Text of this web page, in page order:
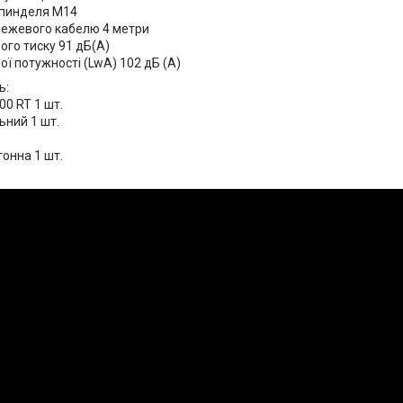
М14
кабелю 4 метри
тиску 91 дБ(А)
потужності (LwA) 102 дБ (A)
RT 1 шт.
1 шт.
1 шт.